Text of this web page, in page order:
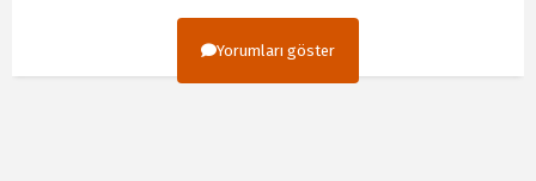
Yorumları göster